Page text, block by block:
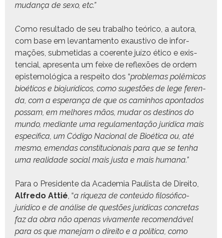
mudança de sexo, etc.”
Como resul­ta­do de seu tra­bal­ho teóri­co, a auto­ra,
com base em lev­an­ta­men­to exaus­ti­vo de infor­
mações, sub­meti­das a coer­ente juí­zo éti­co e exis­
ten­cial, apre­sen­ta um feixe de reflexões de ordem
epis­te­mológ­i­ca a respeito dos “prob­le­mas polêmi­cos
bioéti­cos e bio­jurídi­cos, como sug­estões de lege fer­en­
da, com a esper­ança de que os cam­in­hos apon­ta­dos
pos­sam, em mel­hores mãos, mudar os des­ti­nos do
mun­do, medi­ante uma reg­u­la­men­tação jurídi­ca mais
especí­fi­ca, um Códi­go Nacional de Bioéti­ca ou, até
mes­mo, emen­das con­sti­tu­cionais para que se ten­ha
uma real­i­dade social mais jus­ta e mais humana.”
Para o Pres­i­dente da Acad­e­mia Paulista de Dire­ito,
Alfre­do Attié, “a riqueza de con­teú­do filosó­fi­co-
jurídi­co e de análise de questões jurídi­cas conc­re­tas
faz da obra não ape­nas viva­mente recomendáv­el
para os que mane­jam o dire­ito e a políti­ca, como